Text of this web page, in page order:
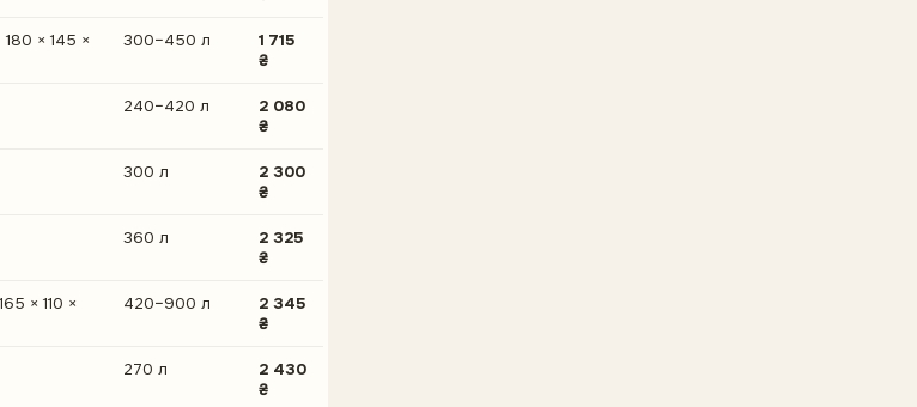
× 145 ×
300–450 л
1 715
₴
240–420 л
2 080
₴
300 л
2 300
₴
360 л
2 325
₴
× 110 ×
420–900 л
2 345
₴
270 л
2 430
₴